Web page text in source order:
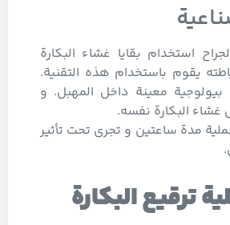
استخدام بقايا غشاء البكارة
يقوم باستخدام هذه التقنية.
معينة داخل المهبل. و
غشاء البكارة نفسه.
مدة ساعتين و تجرى تحت تأثير
ترقيع البكارة